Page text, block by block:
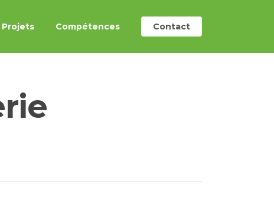
Projets Compétences Contact